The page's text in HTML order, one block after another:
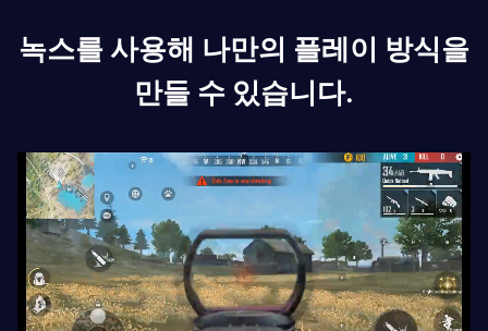
녹스를 사용해 나만의 플레이 방식을
만들 수 있습니다.